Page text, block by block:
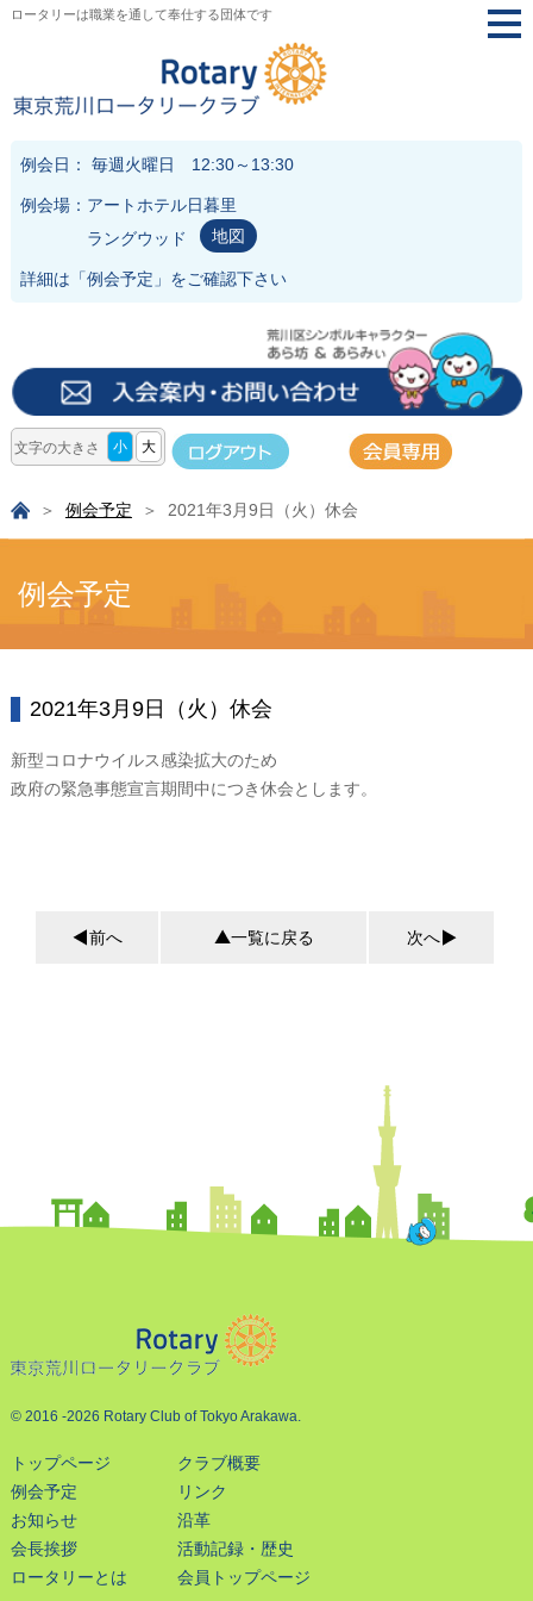
ロータリーは職業を通して奉仕する団体です
例会日： 毎週火曜日 12:30～13:30
例会場：アートホテル日暮里
ラングウッド
地図
詳細は「例会予定 」をご確認下さい
文字の大きさ 小 大
例会予定 2021年3月9日（火）休会
例会予定
2021年3月9日（火）休会
新型コロナウイルス感染拡大のため
政府の緊急事態宣言期間中につき休会とします。
前へ 一覧に戻る 次へ
© 2016 -2026 Rotary Club of Tokyo Arakawa.
トップページ
例会予定
お知らせ
会長挨拶
ロータリーとは
クラブ概要
リンク
沿革
活動記録・歴史
会員トップページ